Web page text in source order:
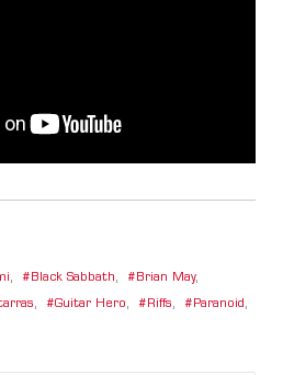
, Black Sabbath, Brian May,
, Guitar Hero, Riffs, Paranoid ,